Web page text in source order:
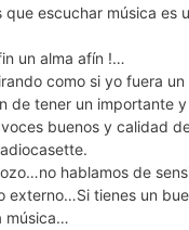
que escuchar música es
un alma afín !…
como si yo fuera un
de tener un importante
buenos y calidad
hablamos de
externo…Si tienes un
música…